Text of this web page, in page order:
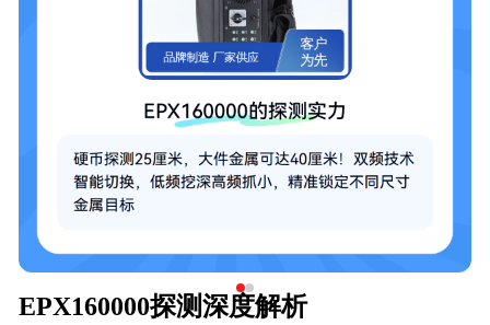
EPX160000探测深度解析